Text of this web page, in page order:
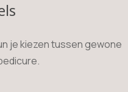
je kiezen tussen gewone